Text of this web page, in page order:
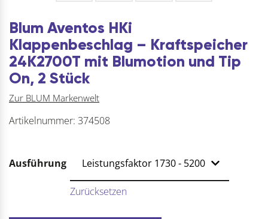
Blum Aventos HKi
Klappenbeschlag – Kraftspeicher
24K2700T mit Blumotion und Tip
On, 2 Stück
Zur BLUM Markenwelt
Artikelnummer: 374508
Ausführung
Zurücksetzen